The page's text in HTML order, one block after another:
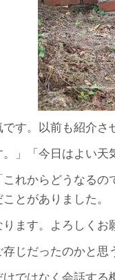
す。以前も紹介さ
。」「今日はよい
れからどうなる
とがありました。
ます。よろしくお
じだったのかと思